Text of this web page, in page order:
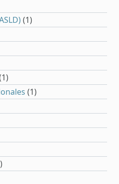
(1)
(1)